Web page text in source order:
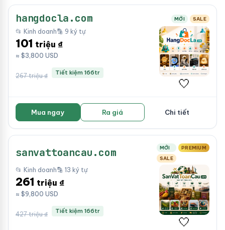
hangdocla.com MỚI SALE
📂 Kinh doanh🔡 9 ký tự
101 triệu ₫
≈ $3,800 USD
267 triệu ₫ Tiết kiệm 166tr
🤍
Mua ngay Ra giá Chi tiết
sanvattoancau.com MỚI
PREMIUM
SALE
📂 Kinh doanh🔡 13 ký tự
261 triệu ₫
≈ $9,800 USD
427 triệu ₫ Tiết kiệm 166tr
🤍